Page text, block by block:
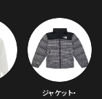
ジャケット・